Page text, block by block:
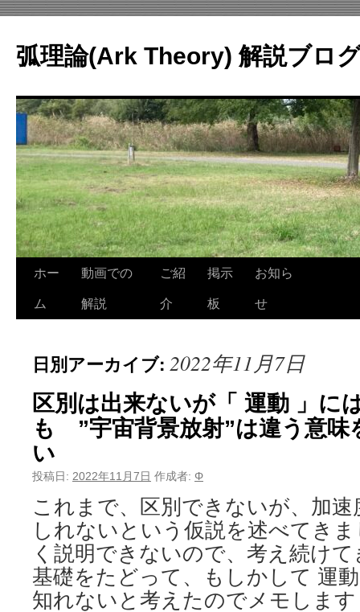
テ
ン
へ
ス
ッ
プ
弧理論(Ark Theory) 解説ブロ
ホー
ム
動画での
解説
ご紹
介
掲示
板
お知ら
せ
日別アーカイブ: 2022年11月7日
区別は出来ないが「 運動 」に
も ”宇宙背景放射”は違う意味
い
投稿日: 2022年11月7日 作成者: Φ
これまで、区別できないが、加
しれないという仮説を述べてき
く説明できないので、考え続け
基礎をたどって、もしかして 運
知れないと考えたのでメモしま